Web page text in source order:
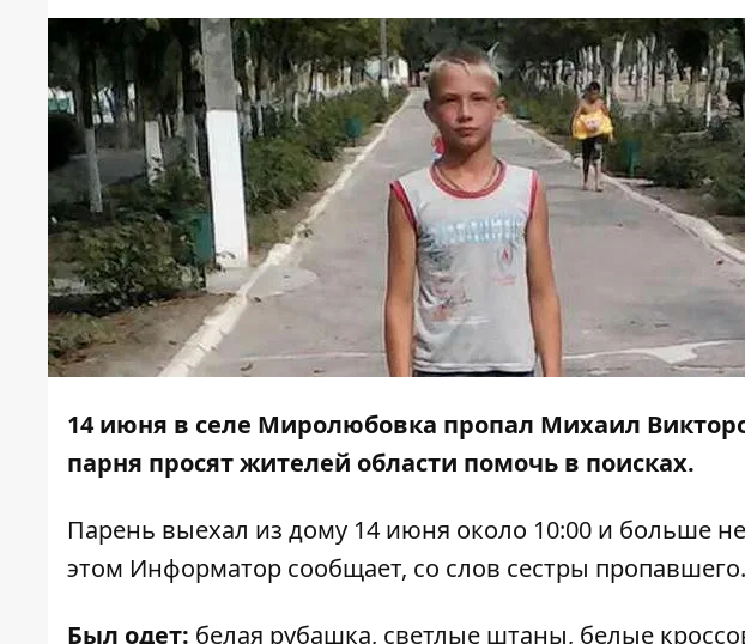
14 июня в селе Миролюбовка пропал Михаил
парня просят жителей области помочь в поисках.
Парень выехал из дому 14 июня около 10:00 и больше
этом Информатор сообщает, со слов сестры пропавшего.
Был одет: белая рубашка, светлые штаны, белые